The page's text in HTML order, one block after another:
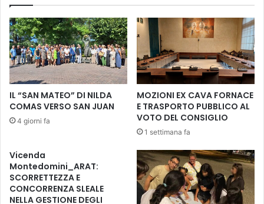
e
d
i
N
a
z
i
m
H
m
e
t
l
n
E
m
p
o
i
,
t
t
o
p
r
IL “SAN MATEO” DI NILDA
COMAS VERSO SAN JUAN
4 giorni fa
MOZIONI EX CAVA FORNACE
E TRASPORTO PUBBLICO AL
VOTO DEL CONSIGLIO
1 settimana fa
Vicenda
Montedomini_ARAT:
SCORRETTEZZA E
CONCORRENZA SLEALE
NELLA GESTIONE DEGLI